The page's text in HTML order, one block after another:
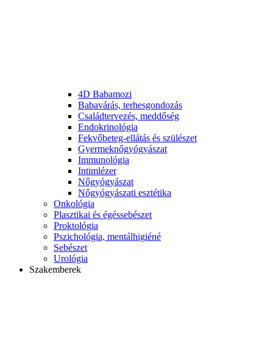
4D Babamozi
Babavárás, terhesgondozás
Családtervezés, meddőség
Endokrinológia
Fekvőbeteg-ellátás és szülészet
Gyermek­nőgyógyászat
Immunológia
Intimlézer
Nőgyógyászat
Nőgyógyászati esztétika
Onkológia
Plasztikai és égéssebészet
Proktológia
Pszichológia, mentálhigiéné
Sebészet
Urológia
Szakemberek